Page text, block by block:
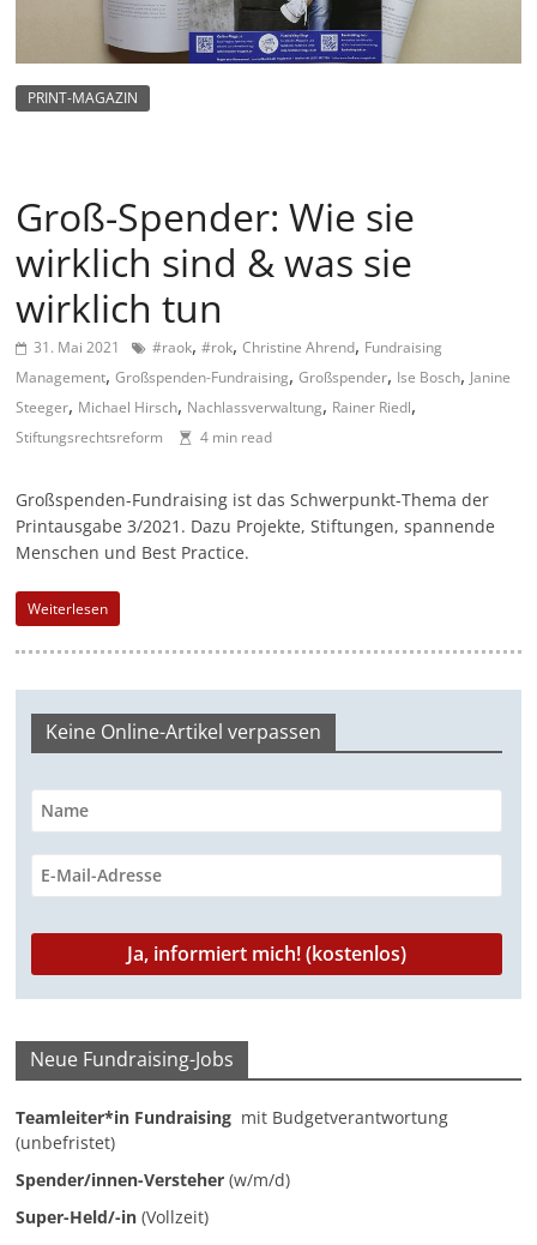
g
n
f
r
S
o
a
l
-
M
a
r
k
e
n
V
e
PRINT-MAGAZIN
Groß-Spender: Wie sie
wirklich sind & was sie
wirklich tun
31. Mai 2021 #raok,#rok,Christine Ahrend, Fundraising
Management,Großspenden-Fundraising,Großspender, Ise Bosch, Janine
Steeger, Michael Hirsch, Nachlassverwaltung, Rainer Riedl,
Stiftungsrechtsreform 4 min read
Großspenden-Fundraising ist das Schwerpunkt-Thema der
Printausgabe 3/2021. Dazu Projekte, Stiftungen, spannende
Menschen und Best Practice.
Weiterlesen
Keine Online-Artikel verpassen
Neue Fundraising-Jobs
Teamleiter*in Fundraising mit Budgetverantwortung
(unbefristet)
Spender/innen-Versteher (w/m/d)
Super-Held/-in (Vollzeit)